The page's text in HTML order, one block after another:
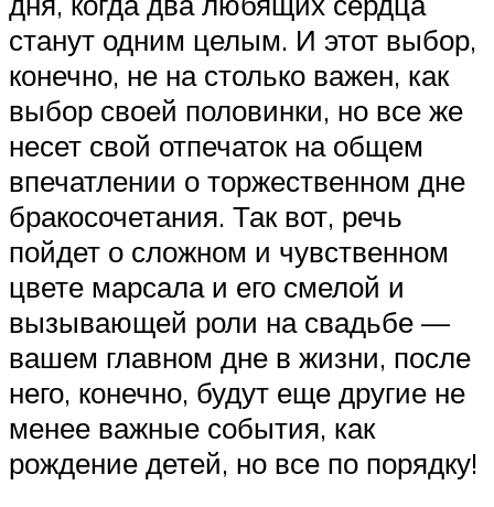
станут одним целым. И этот выбор,
конечно, не на столько важен, как
выбор своей половинки, но все же
несет свой отпечаток на общем
впечатлении о торжественном дне
бракосочетания. Так вот, речь
пойдет о сложном и чувственном
цвете марсала и его смелой и
вызывающей роли на свадьбе —
вашем главном дне в жизни, после
него, конечно, будут еще другие не
менее важные события, как
рождение детей, но все по порядку!